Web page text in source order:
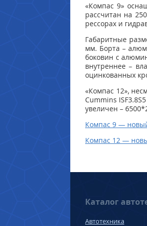
«Компас 9»
рассчитан на
рессорах и
Габаритные
мм. Борта –
боковин с
внутреннее –
оцинкованных
«Компас 12»,
Cummins
увеличен –
Компас 9 —
Компас 12 —
Каталог
Автотехника